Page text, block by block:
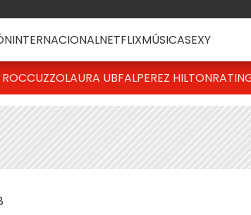
INTERNACIONALNETFLIXMÚSICASEXY
LAURA UBFALPEREZ HILTON